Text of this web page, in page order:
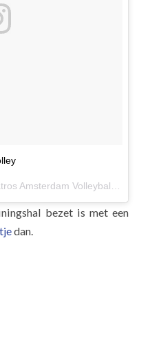
Amsterdam Volleybal
bezet is met een
dan.